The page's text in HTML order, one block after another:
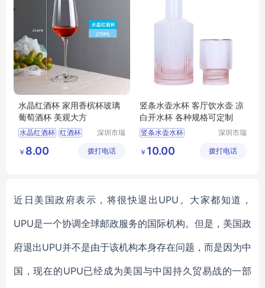
水晶红酒杯 家用香槟杯玻璃
葡萄酒杯 美观大方
水晶红酒杯 红酒杯
深圳市瑞
品有限公
￥ 8.00 拨打电话
竖条水壶水杯 客厅饮水壶 凉
白开水杯 各种规格可定制
竖条水壶水杯
竖条水壶 水壶
深圳市瑞
品有限公
￥ 10.00 拨打电话
近日美国政府表示，将很快退出UPU。大家都知道，
UPU是一个协调全球邮政服务的国际机构。但是，美国政
府退出UPU并不是由于该机构本身存在问题，而是因为中
国，现在的UPU已经成为美国与中国持久贸易战的一部